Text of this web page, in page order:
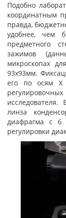
Подобно
координатным
правда,
удобнее, чем
предметного
зажимов
микроскопах
93х93мм.
его по осям Х
линза
диафрагма с 6
регулировки